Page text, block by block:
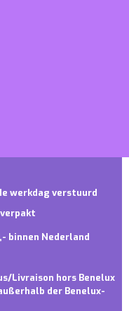
werkdag verstuurd
binnen Nederland
Livraison hors Benelux
der Benelux-